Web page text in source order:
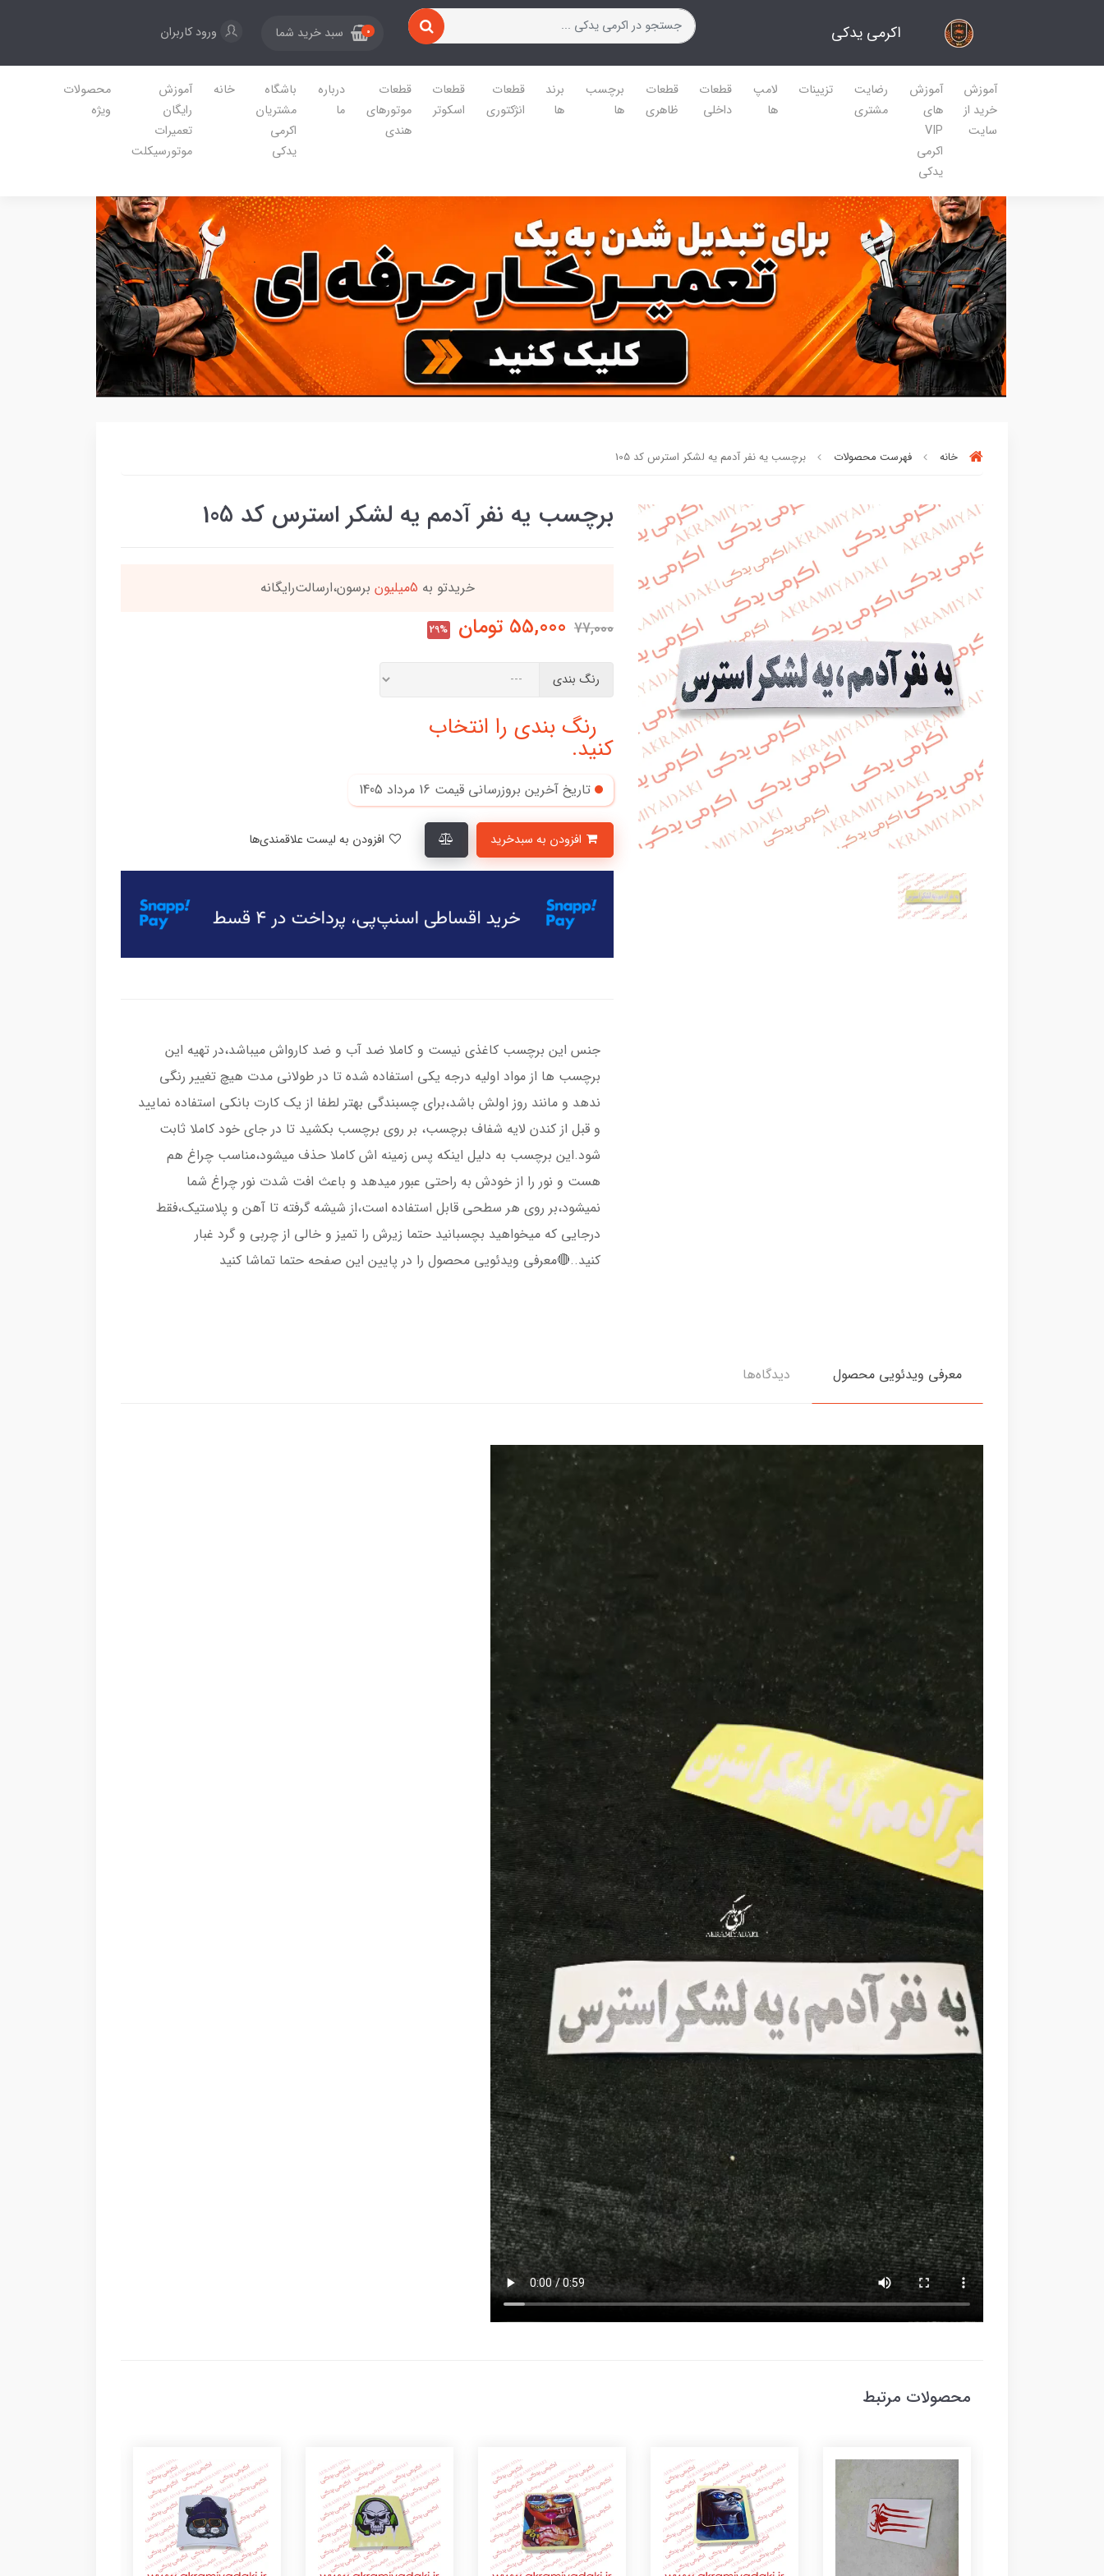
اکرمی یدکی 0 سبد خرید شما ورود کاربران
آموزش
خرید از
سایت
آموزش
های
VIP
اکرمی
یدکی
رضایت
مشتری
تزیینات
لامپ
ها
قطعات
داخلی
قطعات
ظاهری
برچسب
ها
برند
ها
قطعات
انژکتوری
قطعات
اسکوتر
قطعات
موتورهای
هندی
درباره
ما
باشگاه
مشتریان
اکرمی
یدکی
خانه
آموزش
رایگان
تعمیرات
موتورسیکلت
محصولات
ویژه
خانه فهرست محصولات برچسب یه نفر آدمم یه لشکر استرس کد 105
برچسب یه نفر آدمم یه لشکر استرس کد 105
خریدتو به برسون،ارسالت‌رایگانه این کالا رو میتونی4 قسطه بخری
77,000
55,000 تومان 29%
رنگ بندی
رنگ بندی را انتخاب
کنید.
تاریخ آخرین بروزرسانی قیمت 16 مرداد 1405
جنس این برچسب کاغذی نیست و کاملا ضد آب و ضد کارواش میباشد،در تهیه این
برچسب ها از مواد اولیه درجه یکی استفاده شده تا در طولانی مدت هیچ تغییر رنگی
ندهد و مانند روز اولش باشد،برای چسبندگی بهتر لطفا از یک کارت بانکی استفاده نمایید
و قبل از کندن لایه شفاف برچسب، بر روی برچسب بکشید تا در جای خود کاملا ثابت
شود.این برچسب به دلیل اینکه پس زمینه اش کاملا حذف میشود،مناسب چراغ هم
هست و نور را از خودش به راحتی عبور میدهد و باعث افت شدت نور چراغ شما
نمیشود،بر روی هر سطحی قابل استفاده است،از شیشه گرفته تا آهن و پلاستیک،فقط
درجایی که میخواهید بچسبانید حتما زیرش را تمیز و خالی از چربی و گرد غبار
کنید..🔴معرفی ویدئویی محصول را در پایین این صفحه حتما تماشا کنید
معرفی ویدئویی محصول دیدگاه‌ها
محصولات مرتبط